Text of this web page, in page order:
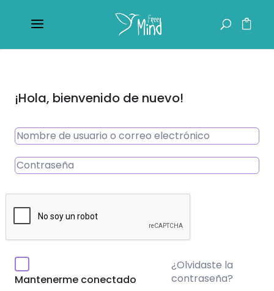
¡Hola, bienvenido de nuevo!
Mantenerme conectado
¿Olvidaste la
contraseña?